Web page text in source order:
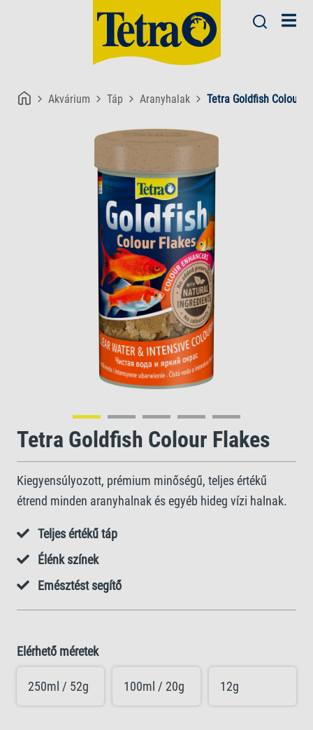
Akvárium Táp Aranyhalak Tetra Goldfish Colour
Tetra Goldfish Colour Flakes
Kiegyensúlyozott, prémium minőségű, teljes értékű
étrend minden aranyhalnak és egyéb hideg vízi halnak.
Teljes értékű táp
Élénk színek
Emésztést segítő
Elérhető méretek
250ml / 52g 100ml / 20g 12g